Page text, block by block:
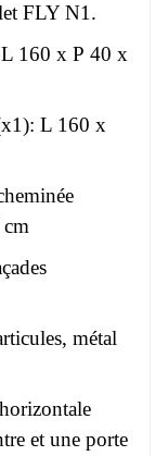
FLY N1.
160 x P 40 x
L 160 x
métal
et une porte